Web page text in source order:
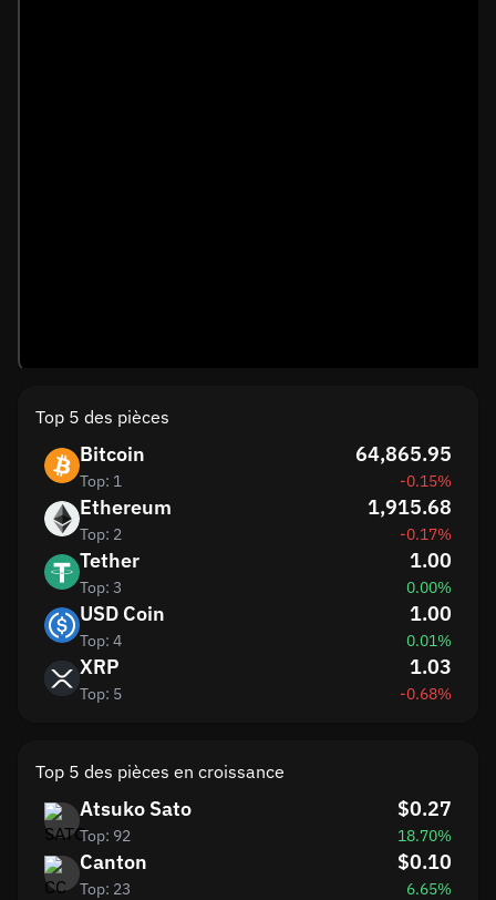
Top 5 des pièces
Bitcoin
Top: 1
64,865.95
-0.15%
Ethereum
Top: 2
1,915.68
-0.17%
Tether
Top: 3
1.00
0.00%
USD Coin
Top: 4
1.00
0.01%
XRP
Top: 5
1.03
-0.68%
Top 5 des pièces en croissance
Atsuko Sato
Top: 92
$0.27
18.70%
Canton
Top: 23
$0.10
6.65%